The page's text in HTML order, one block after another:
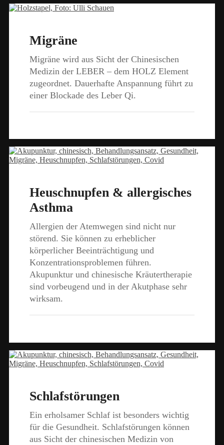
Migräne
Migräne wird aus Sicht der Chinesischen
Medizin der LEBER – dem HOLZ Element
zugeordnet. Dauerhafte Anspannung führt zu
einer Blockade des Leber Qi.
Heuschnupfen & allergisches
Asthma
Allergien der Atemwegen sind nicht nur
störend. Sie können zu erheblicher
körperlicher Beeinträchtigung und
Konzentrationsproblemen führen.
Akupunktur und chinesische Kräutertherapie
sind vorbeugend und in der Akutphase sehr
wirksam.
Schlafstörungen
Ein erholsamer Schlaf ist besonders wichtig
für die Gesundheit. Schlafstörungen können
aus Sicht der chinesischen Medizin von